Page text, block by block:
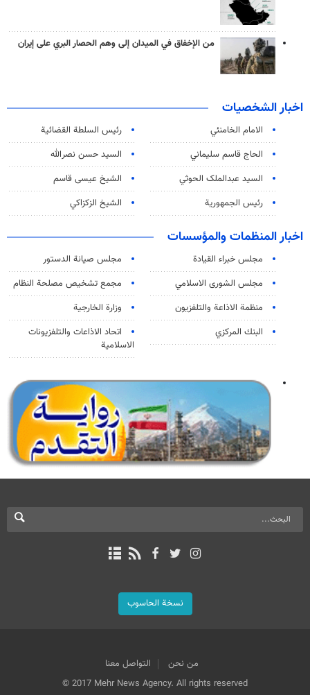
من الإخفاق في الميدان إلى وهم الحصار البري على إيران
اخبار الشخصيات
الامام الخامنئي
رئیس السلطة القضائیة
الحاج قاسم سليماني
السيد حسن نصرالله
السید عبدالملک الحوثي
الشيخ عيسى قاسم
رئيس الجمهورية
الشيخ الزكزاكي
اخبار المنظمات والمؤسسات
مجلس خبراء القيادة
مجلس صيانة الدستور
مجلس الشورى الاسلامي
مجمع تشخيص مصلحة النظام
منظمة الاذاعة والتلفزیون
وزارة الخارجية
البنك المركزي
اتحاد الاذاعات والتلفزيونات
الاسلامية
نسخة الحاسوب
من نحن
التواصل معنا
© 2017 Mehr News Agency. All rights reserved